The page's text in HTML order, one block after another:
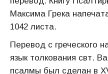
Максима Грека
1042 листа.
Перевод с греческого
язык толкования свт.
псалмы был сделан в